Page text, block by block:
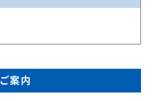
ご案内